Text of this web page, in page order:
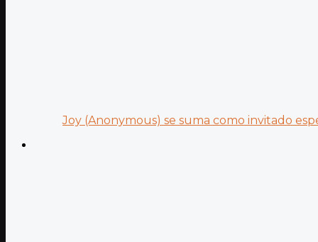
Joy (Anonymous) se suma como invitado